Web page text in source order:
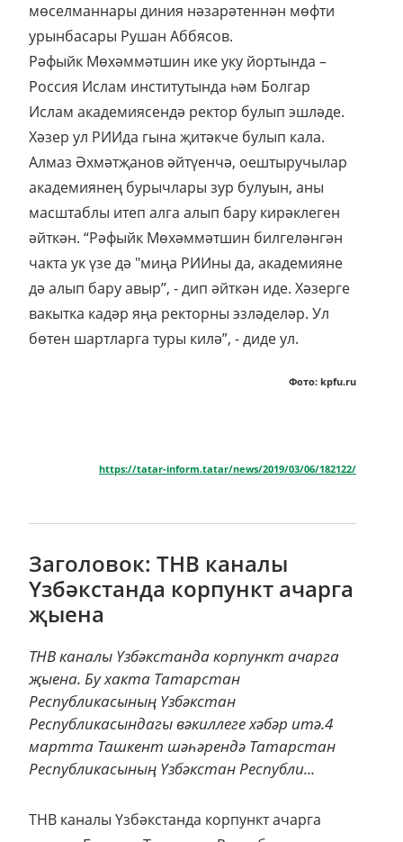
мөселманнары диния нәзарәтеннән мөфти
урынбасары Рушан Аббясов.
Рәфыйк Мөхәммәтшин ике уку йортында –
Россия Ислам институтында һәм Болгар
Ислам академиясендә ректор булып эшләде.
Хәзер ул РИИда гына җитәкче булып кала.
Алмаз Әхмәтҗанов әйтүенчә, оештыручылар
академиянең бурычлары зур булуын, аны
масштаблы итеп алга алып бару кирәклеген
әйткән. “Рәфыйк Мөхәммәтшин билгеләнгән
чакта ук үзе дә "миңа РИИны да, академияне
дә алып бару авыр”, - дип әйткән иде. Хәзерге
вакытка кадәр яңа ректорны эзләделәр. Ул
бөтен шартларга туры килә”, - диде ул.
Фото: kpfu.ru
https://tatar-inform.tatar/news/2019/03/06/182122/
Заголовок: ТНВ каналы
Үзбәкстанда корпункт ачарга
җыена
ТНВ каналы Үзбәкстанда корпункт ачарга
җыена. Бу хакта Татарстан
Республикасының Үзбәкстан
Республикасындагы вәкиллеге хәбәр итә.4
мартта Ташкент шәһәрендә Татарстан
Республикасының Үзбәкстан Республи...
ТНВ каналы Үзбәкстанда корпункт ачарга